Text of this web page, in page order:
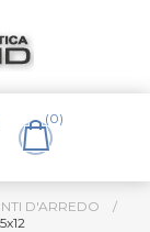
(0)
D'ARREDO
/